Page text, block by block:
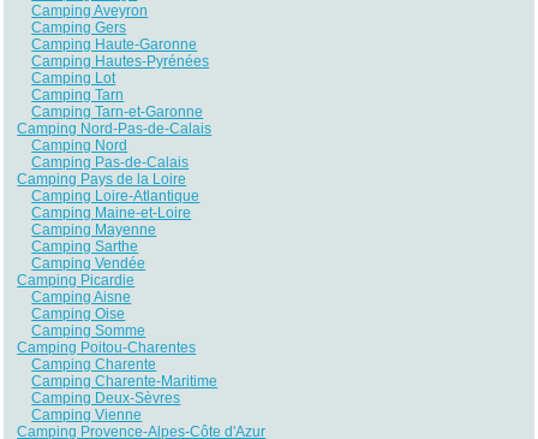
Camping Aveyron
Camping Gers
Camping Haute-Garonne
Camping Hautes-Pyrénées
Camping Lot
Camping Tarn
Camping Tarn-et-Garonne
Camping Nord-Pas-de-Calais
Camping Nord
Camping Pas-de-Calais
Camping Pays de la Loire
Camping Loire-Atlantique
Camping Maine-et-Loire
Camping Mayenne
Camping Sarthe
Camping Vendée
Camping Picardie
Camping Aisne
Camping Oise
Camping Somme
Camping Poitou-Charentes
Camping Charente
Camping Charente-Maritime
Camping Deux-Sèvres
Camping Vienne
Camping Provence-Alpes-Côte d'Azur